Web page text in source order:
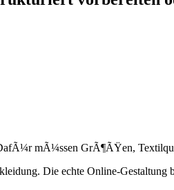
mÃ¼ssen GrÃ¶ÃŸen,
Die echte Online-Gestaltung